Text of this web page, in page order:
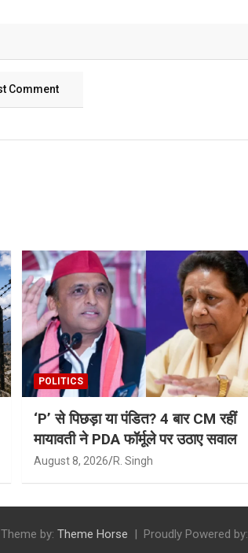
POLITICS
‘P’ से पिछड़ा या पंडित? 4 बार CM रहीं
मायावती ने PDA फॉर्मूले पर उठाए सवाल
August 8, 2026 R. Singh
Theme by: Theme Horse Proudly Powered by: